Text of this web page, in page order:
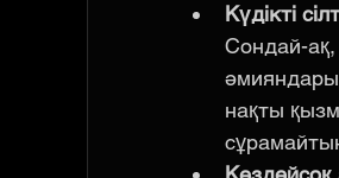
Күдікті
Сондай-
нақты